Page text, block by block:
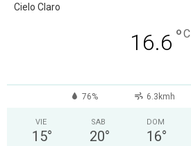
Cielo Claro
16.6 °C
76% 6.3kmh
VIE
15°
SAB
20°
DOM
16°